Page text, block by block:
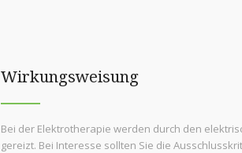
Wirkungsweisung
Bei der Elektrotherapie werden durch den
gereizt. Bei Interesse sollten Sie die